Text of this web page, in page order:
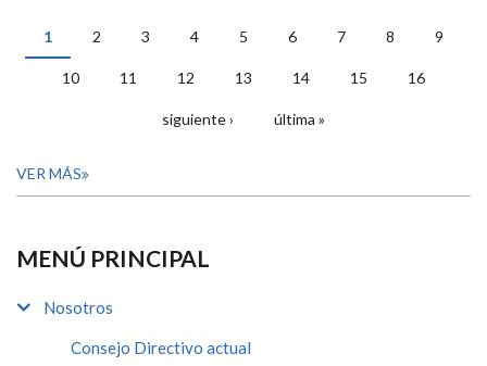
PÁGINAS
1 2 3 4 5 6 7 8 9
10 11 12 13 14 15 16
siguiente › última »
VER MÁS
MENÚ PRINCIPAL
Nosotros
Consejo Directivo actual